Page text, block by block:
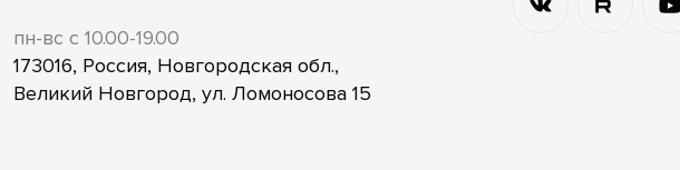
пн-вс с 10.00-19.00
173016, Россия, Новгородская обл.,
Великий Новгород, ул. Ломоносова 15